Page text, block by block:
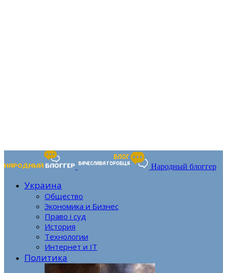
Народный блоггер
Украина
Общество
Экономика и Бизнес
Право і суд
История
Технологии
Интернет и IT
Политика